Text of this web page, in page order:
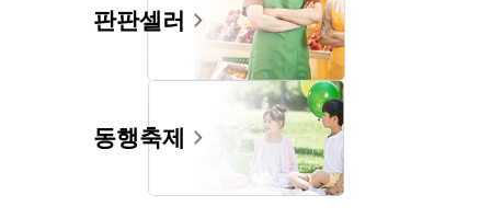
판판셀러
동행축제